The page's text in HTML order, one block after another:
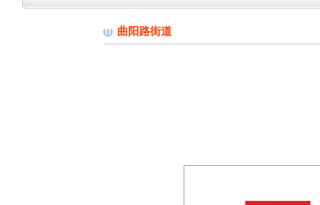
曲阳路街道